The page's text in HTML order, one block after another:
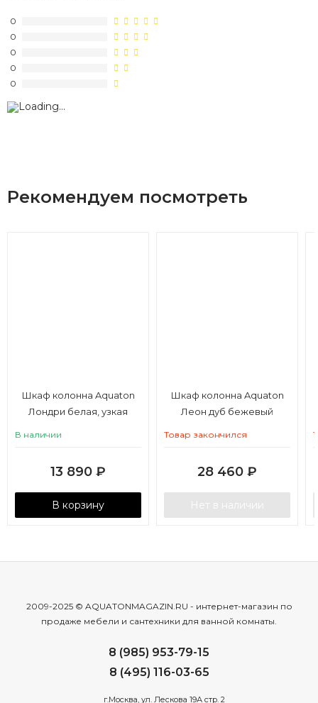
0
0
0
0
0
Рекомендуем посмотреть
Шкаф колонна Aquaton
Лондри белая, узкая
В наличии
13 890 ₽
В корзину
Шкаф колонна Aquaton
Леон дуб бежевый
Товар закончился
28 460 ₽
Нет в наличии
2009-2025 © AQUATONMAGAZIN.RU - интернет-магазин по
продаже мебели и сантехники для ванной комнаты.
8 (985) 953-79-15
8 (495) 116-03-65
г.Москва, ул. Лескова 19А стр. 2